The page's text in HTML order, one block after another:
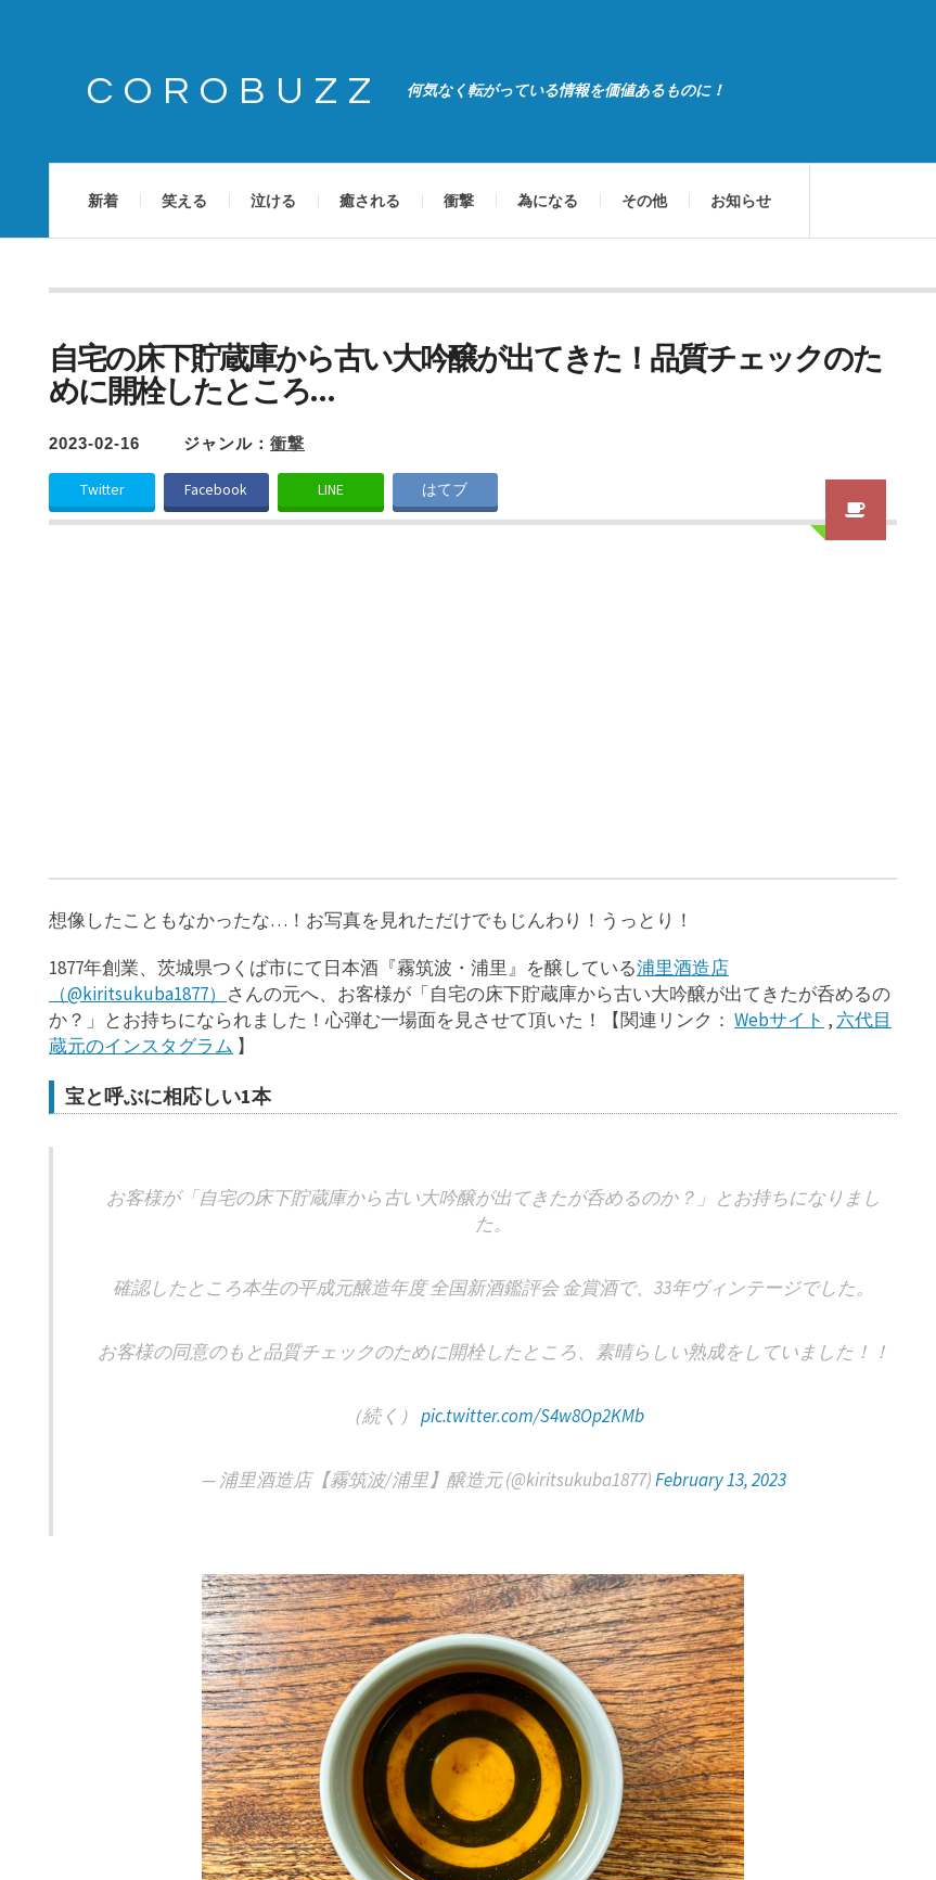
COROBUZZ 何気なく転がっている情報を価値あるものに！
新着 笑える 泣ける 癒される 衝撃 為になる その他 お知らせ
自宅の床下貯蔵庫から古い大吟醸が出てきた！品質チェックのた
めに開栓したところ…
2023-02-16 ジャンル： 衝撃
Twitter Facebook LINE はてブ
想像したこともなかったな…！お写真を見れただけでもじんわり！うっとり！
1877年創業、茨城県つくば市にて日本酒『霧筑波・浦里』を醸している浦里酒造店
（@kiritsukuba1877） さんの元へ、お客様が「自宅の床下貯蔵庫から古い大吟醸が出てきたが呑めるの
か？」とお持ちになられました！心弾む一場面を見させて頂いた！【関連リンク： Webサイト , 六代目
蔵元のインスタグラム 】
宝と呼ぶに相応しい1本
お客様が「自宅の床下貯蔵庫から古い大吟醸が出てきたが呑めるのか？」とお持ちになりまし
た。
確認したところ本生の平成元醸造年度 全国新酒鑑評会 金賞酒で、33年ヴィンテージでした。
お客様の同意のもと品質チェックのために開栓したところ、素晴らしい熟成をしていました！！
（続く） pic.twitter.com/S4w8Op2KMb
— 浦里酒造店【霧筑波/浦里】醸造元 (@kiritsukuba1877)February 13, 2023